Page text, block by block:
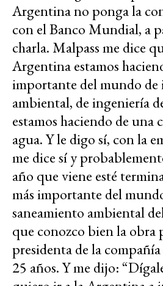
Argentina no ponga la
con el Banco Mundial, a
charla. Malpass me dice
Argentina estamos
importante del mundo de
ambiental, de ingeniería
estamos haciendo de una
agua. Y le digo sí, con la
me dice sí y
año que viene esté
más importante del
saneamiento ambiental
que conozco bien la obra
presidenta de la compañía
25 años. Y me dijo: